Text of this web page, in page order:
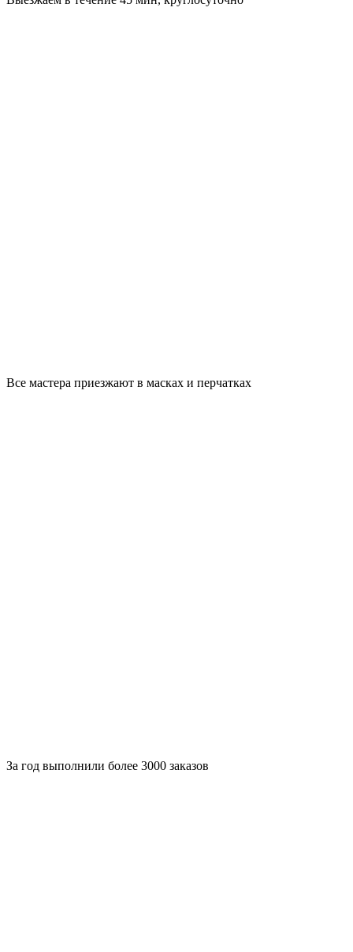
Все мастера приезжают в масках и перчатках
За год выполнили более 3000 заказов